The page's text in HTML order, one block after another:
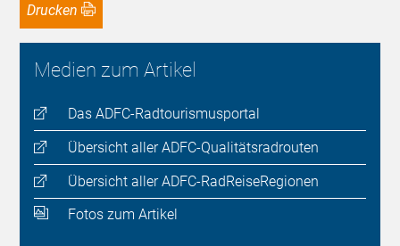
Drucken
Medien zum Artikel
Das ADFC-Radtourismusportal
Übersicht aller ADFC-Qualitätsradrouten
Übersicht aller ADFC-RadReiseRegionen
Fotos zum Artikel